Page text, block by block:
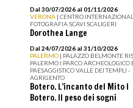
Dal 30/07/2026 al 01/11/2026
VERONA | CENTRO
FOTOGRAFIA SCAVI SCALIGERI
Dorothea Lange
Dal 24/07/2026 al 31/10/2026
PALERMO | PALAZZO BELMONTE
PALERMO I PARCO ARCHEOLOGICO
PAESAGGISTICO VALLE DEI TEMPLI -
AGRIGENTO
Botero. L’incanto del Mito I
Botero. Il peso dei sogni